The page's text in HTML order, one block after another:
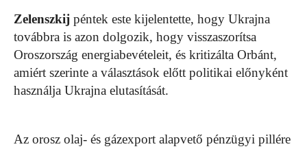
Zelenszkij péntek este kijelentette, hogy Ukrajna
továbbra is azon dolgozik, hogy visszaszorítsa
Oroszország energiabevételeit, és kritizálta Orbánt,
amiért szerinte a választások előtt politikai előnyként
használja Ukrajna elutasítását.
Az orosz olaj- és gázexport alapvető pénzügyi pillére